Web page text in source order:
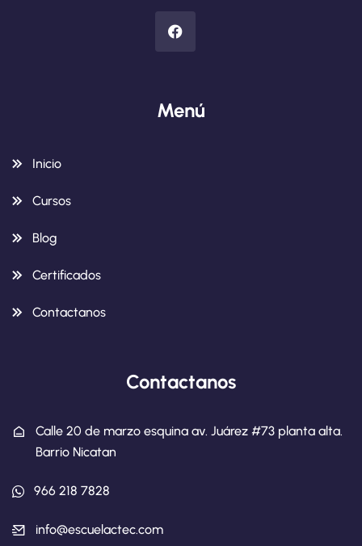
Menú
Inicio
Cursos
Blog
Certificados
Contactanos
Contactanos
Calle 20 de marzo esquina av. Juárez #73 planta alta.
Barrio Nicatan
966 218 7828
info@escuelactec.com